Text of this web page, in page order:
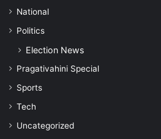
National
Politics
Election News
Pragativahini Special
Sports
Tech
Uncategorized